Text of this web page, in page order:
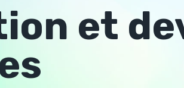
et